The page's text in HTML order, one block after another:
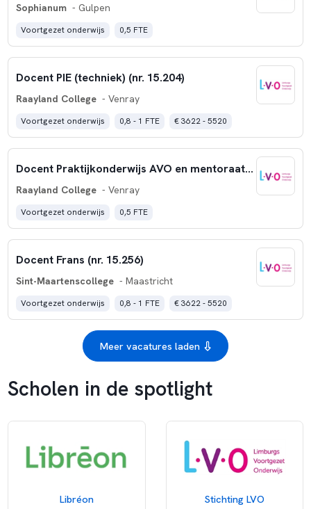
Sophianum - Gulpen
Voortgezet onderwijs 0,5 FTE
Docent PIE (techniek) (nr. 15.204)
Raayland College - Venray
Voortgezet onderwijs 0,8 - 1 FTE € 3622 - 5520
Docent Praktijkonderwijs AVO en mentoraat (nr. 15.360)
Raayland College - Venray
Voortgezet onderwijs 0,5 FTE
Docent Frans (nr. 15.256)
Sint-Maartenscollege - Maastricht
Voortgezet onderwijs 0,8 - 1 FTE € 3622 - 5520
Meer vacatures laden
Scholen in de spotlight
Libréon Stichting LVO